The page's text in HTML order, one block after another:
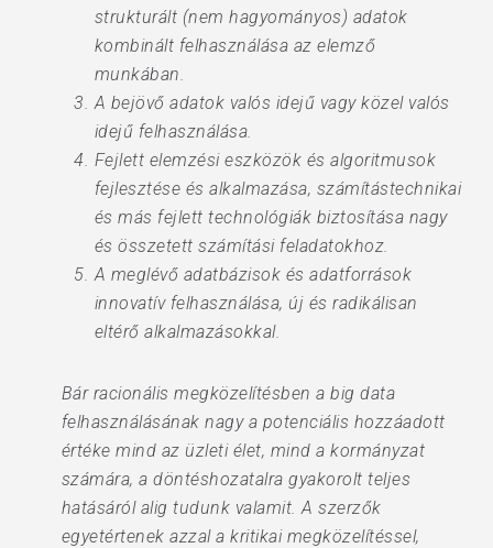
strukturált (nem hagyományos) adatok
kombinált felhasználása az elemző
munkában.
A bejövő adatok valós idejű vagy közel valós
idejű felhasználása.
Fejlett elemzési eszközök és algoritmusok
fejlesztése és alkalmazása, számítástechnikai
és más fejlett technológiák biztosítása nagy
és összetett számítási feladatokhoz.
A meglévő adatbázisok és adatforrások
innovatív felhasználása, új és radikálisan
eltérő alkalmazásokkal.
Bár racionális megközelítésben a big data
felhasználásának nagy a potenciális hozzáadott
értéke mind az üzleti élet, mind a kormányzat
számára, a döntéshozatalra gyakorolt teljes
hatásáról alig tudunk valamit. A szerzők
egyetértenek azzal a kritikai megközelítéssel,